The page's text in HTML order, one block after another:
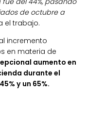
de octubre a
el trabajo.
incremento
en materia de
aumento en
durante el
y un 65%.